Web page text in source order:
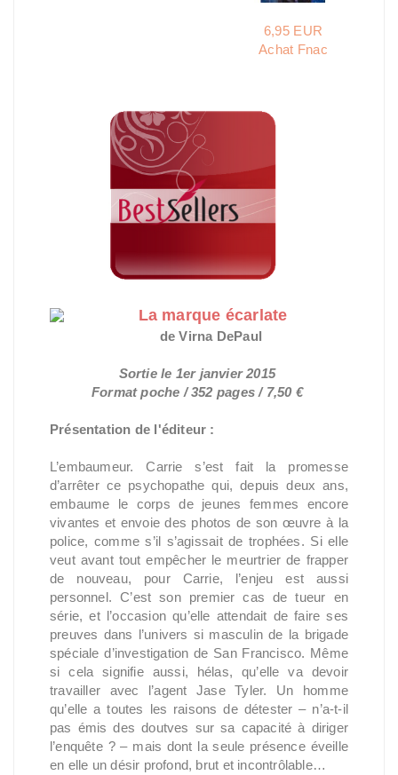
6,95 EUR
Achat Fnac
La marque écarlate
de Virna DePaul
Sortie le 1er janvier 2015
Format poche / 352 pages / 7,50 €
Présentation de l'éditeur :
L’embaumeur. Carrie s’est fait la promesse
d’arrêter ce psychopathe qui, depuis deux ans,
embaume le corps de jeunes femmes encore
vivantes et envoie des photos de son œuvre à la
police, comme s’il s’agissait de trophées. Si elle
veut avant tout empêcher le meurtrier de frapper
de nouveau, pour Carrie, l’enjeu est aussi
personnel. C’est son premier cas de tueur en
série, et l’occasion qu’elle attendait de faire ses
preuves dans l’univers si masculin de la brigade
spéciale d’investigation de San Francisco. Même
si cela signifie aussi, hélas, qu’elle va devoir
travailler avec l’agent Jase Tyler. Un homme
qu’elle a toutes les raisons de détester – n’a-t-il
pas émis des doutves sur sa capacité à diriger
l’enquête ? – mais dont la seule présence éveille
en elle un désir profond, brut et incontrôlable…